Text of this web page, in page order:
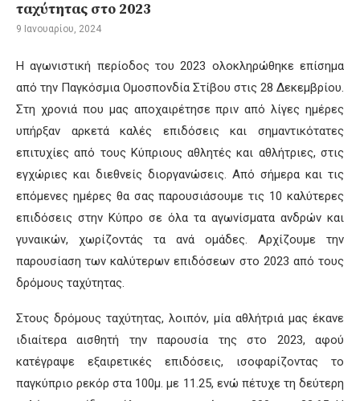
ταχύτητας στο 2023
9 Ιανουαρίου, 2024
Η αγωνιστική περίοδος του 2023 ολοκληρώθηκε επίσημα
από την Παγκόσμια Ομοσπονδία Στίβου στις 28 Δεκεμβρίου.
Στη χρονιά που μας αποχαιρέτησε πριν από λίγες ημέρες
υπήρξαν αρκετά καλές επιδόσεις και σημαντικότατες
επιτυχίες από τους Κύπριους αθλητές και αθλήτριες, στις
εγχώριες και διεθνείς διοργανώσεις. Από σήμερα και τις
επόμενες ημέρες θα σας παρουσιάσουμε τις 10 καλύτερες
επιδόσεις στην Κύπρο σε όλα τα αγωνίσματα ανδρών και
γυναικών, χωρίζοντάς τα ανά ομάδες. Αρχίζουμε την
παρουσίαση των καλύτερων επιδόσεων στο 2023 από τους
δρόμους ταχύτητας.
Στους δρόμους ταχύτητας, λοιπόν, μία αθλήτριά μας έκανε
ιδιαίτερα αισθητή την παρουσία της στο 2023, αφού
κατέγραψε εξαιρετικές επιδόσεις, ισοφαρίζοντας το
παγκύπριο ρεκόρ στα 100μ. με 11.25, ενώ πέτυχε τη δεύτερη